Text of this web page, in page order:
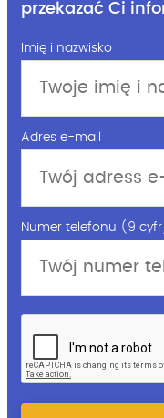
przekazać Ci
Imię i nazwisko
Adres e-mail
Numer telefonu (9